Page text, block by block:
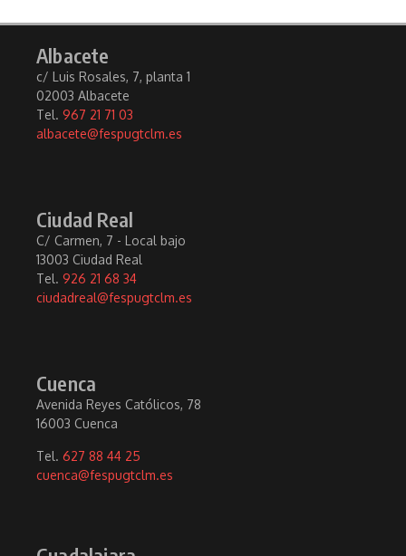
Albacete
c/ Luis Rosales, 7, planta 1
02003 Albacete
Tel. 967 21 71 03
albacete@fespugtclm.es
Ciudad Real
C/ Carmen, 7 - Local bajo
13003 Ciudad Real
Tel. 926 21 68 34
ciudadreal@fespugtclm.es
Cuenca
Avenida Reyes Católicos, 78
16003 Cuenca
Tel. 627 88 44 25
cuenca@fespugtclm.es